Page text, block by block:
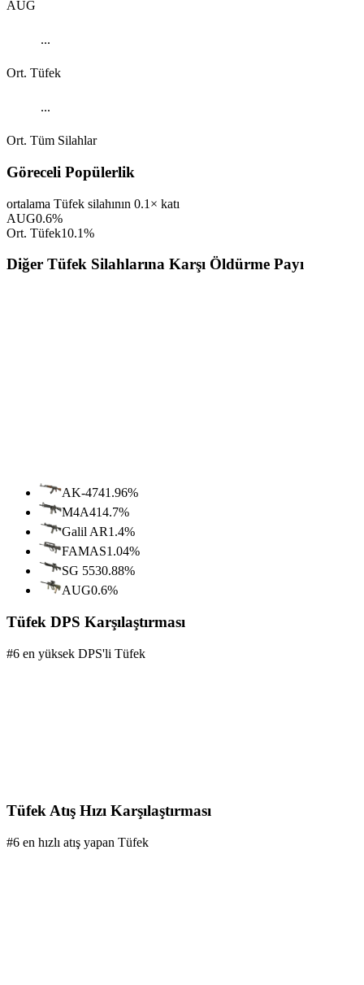
AUG
...
Ort. Tüfek
...
Ort. Tüm Silahlar
Göreceli Popülerlik
ortalama Tüfek silahının 0.1× katı
AUG0.6%
Ort. Tüfek10.1%
Diğer Tüfek Silahlarına Karşı Öldürme Payı
AK-4741.96%
M4A414.7%
Galil AR1.4%
FAMAS1.04%
SG 5530.88%
AUG0.6%
Tüfek DPS Karşılaştırması
#6 en yüksek DPS'li Tüfek
Tüfek Atış Hızı Karşılaştırması
#6 en hızlı atış yapan Tüfek